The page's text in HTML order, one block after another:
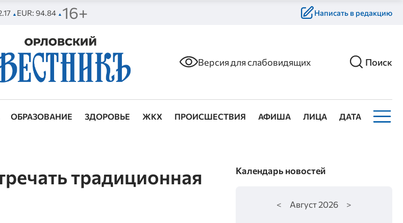
▲ EUR: 94.84 ▲ 16+ Написать в редакцию
Версия для слабовидящих Поиск
ОБРАЗОВАНИЕ ЗДОРОВЬЕ ЖКХ ПРОИСШЕСТВИЯ АФИША ЛИЦА ДАТА
традиционная
Календарь новостей
< Август2026 >